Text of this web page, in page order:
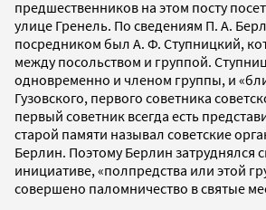
предшественников на этом посту
улице Гренель. По сведениям П. А.
посредником был А. Ф. Ступницкий,
между посольством и группой.
одновременно и членом группы, и
Гузовского, первого советника
первый советник всегда есть
старой памяти называл советские
Берлин. Поэтому Берлин затруднялся
инициативе, «полпредства или этой
совершено паломничество в святые